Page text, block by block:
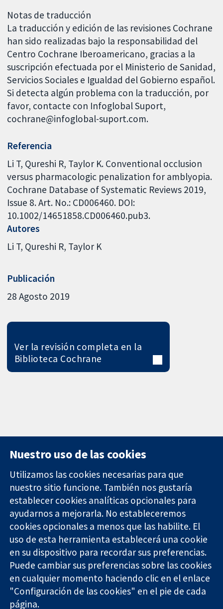
Notas de traducción
La traducción y edición de las revisiones Cochrane
han sido realizadas bajo la responsabilidad del
Centro Cochrane Iberoamericano, gracias a la
suscripción efectuada por el Ministerio de Sanidad,
Servicios Sociales e Igualdad del Gobierno español.
Si detecta algún problema con la traducción, por
favor, contacte con Infoglobal Suport,
cochrane@infoglobal-suport.com.
Referencia
Li T, Qureshi R, Taylor K. Conventional occlusion
versus pharmacologic penalization for amblyopia.
Cochrane Database of Systematic Reviews 2019,
Issue 8. Art. No.: CD006460. DOI:
10.1002/14651858.CD006460.pub3.
Autores
Li T Qureshi R Taylor K
Publicación
28 Agosto 2019
Ver la revisión completa en la
Biblioteca Cochrane
Evidencia fiable.
Decisiones
informadas.
Mejor salud.
11-13 Cavendish
Square
Londres
W1G 0AN
Reino Unido
Contacto
Noticias
Prensa
Sobre
nosotros
Empleo
Cochrane
Library
The Cochrane Collaboration is a charity (no. 1045921) and a
Nuestro uso de las cookies
Utilizamos las cookies necesarias para que
nuestro sitio funcione. También nos gustaría
establecer cookies analíticas opcionales para
ayudarnos a mejorarla. No estableceremos
cookies opcionales a menos que las habilite. El
uso de esta herramienta establecerá una cookie
en su dispositivo para recordar sus preferencias.
Puede cambiar sus preferencias sobre las cookies
en cualquier momento haciendo clic en el enlace
"Configuración de las cookies" en el pie de cada
página.